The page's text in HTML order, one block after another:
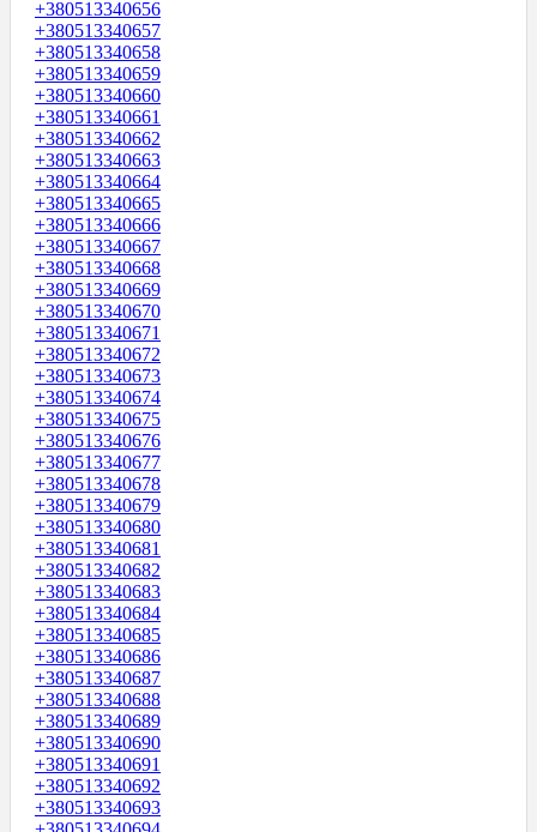
+380513340656
+380513340657
+380513340658
+380513340659
+380513340660
+380513340661
+380513340662
+380513340663
+380513340664
+380513340665
+380513340666
+380513340667
+380513340668
+380513340669
+380513340670
+380513340671
+380513340672
+380513340673
+380513340674
+380513340675
+380513340676
+380513340677
+380513340678
+380513340679
+380513340680
+380513340681
+380513340682
+380513340683
+380513340684
+380513340685
+380513340686
+380513340687
+380513340688
+380513340689
+380513340690
+380513340691
+380513340692
+380513340693